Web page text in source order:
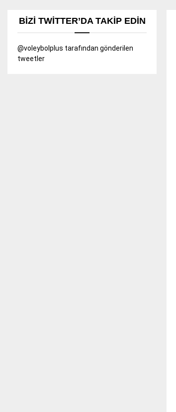
BIZI TWITTER’DA TAKIP EDIN
@voleybolplus tarafından gönderilen
tweetler